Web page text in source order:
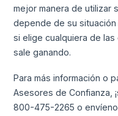
mejor manera de utilizar
depende de su situación
si elige cualquiera de
sale ganando.
Para más información o
Asesores de Confianza,
800-475-2265 o